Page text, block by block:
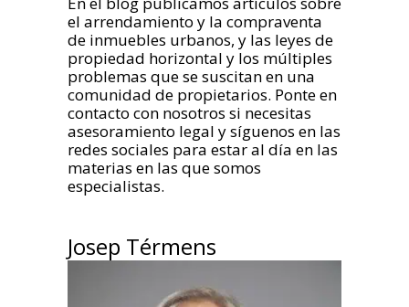
el arrendamiento y la compraventa
de inmuebles urbanos, y las leyes de
propiedad horizontal y los múltiples
problemas que se suscitan en una
comunidad de propietarios. Ponte en
contacto con nosotros si necesitas
asesoramiento legal y síguenos en las
redes sociales para estar al día en las
materias en las que somos
especialistas.
Josep Térmens